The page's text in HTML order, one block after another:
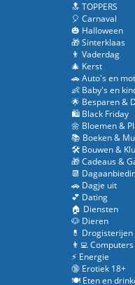
🔝 TOPPERS
🎈 Carnaval
🎃 Halloween
🎁 Sinterklaas
👨 Vaderdag
🎄 Kerst
🚗 Auto's en
👶 Baby's en
🌟 Besparen &
🛍️ Black Friday
🌼 Bloemen &
📚 Boeken &
🛠️ Bouwen &
🎁 Cadeaus &
📆
🚗 Dagje uit
💕 Dating
🏠 Diensten
🐶 Dieren
💊
👨‍💻
⚡ Energie
🔞 Erotiek 18+
🍽️ Eten en